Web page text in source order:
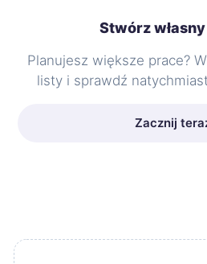
Stwórz
Planujesz większe prace?
listy i sprawdź
Zacznij